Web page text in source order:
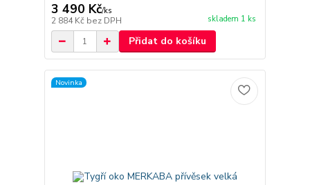
3 490 Kč/ks
2 884 Kč bez DPH skladem 1 ks
Přidat do košíku
Novinka